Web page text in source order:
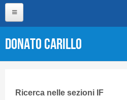
CIFI in breve
Donato CARILLO
Ricerca nelle sezioni IF